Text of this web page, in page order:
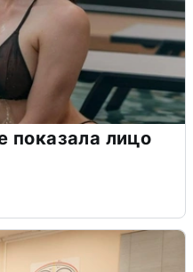
показала лицо